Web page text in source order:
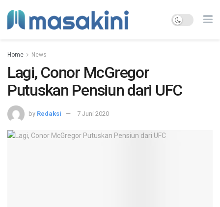
Home News
Lagi, Conor McGregor
Putuskan Pensiun dari UFC
by Redaksi 7 Juni 2020